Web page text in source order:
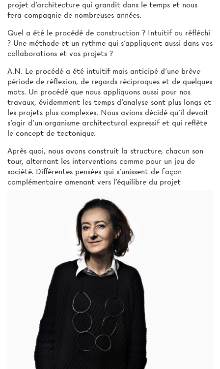
projet d’architecture qui grandit dans le temps et nous
fera compagnie de nombreuses années.
Quel a été le procédé de construction ? Intuitif ou réfléchi
? Une méthode et un rythme qui s'appliquent aussi dans vos
collaborations et vos projets ?
A.N. Le procédé a été intuitif mais anticipé d’une brève
période de réflexion, de regards réciproques et de quelques
mots. Un procédé que nous appliquons aussi pour nos
travaux, évidemment les temps d’analyse sont plus longs et
les projets plus complexes. Nous avions décidé qu’il devait
s’agir d’un organisme architectural expressif et qui reflète
le concept de tectonique.
Après quoi, nous avons construit la structure, chacun son
tour, alternant les interventions comme pour un jeu de
société. Différentes pensées qui s’unissent de façon
complémentaire amenant vers l’équilibre du projet